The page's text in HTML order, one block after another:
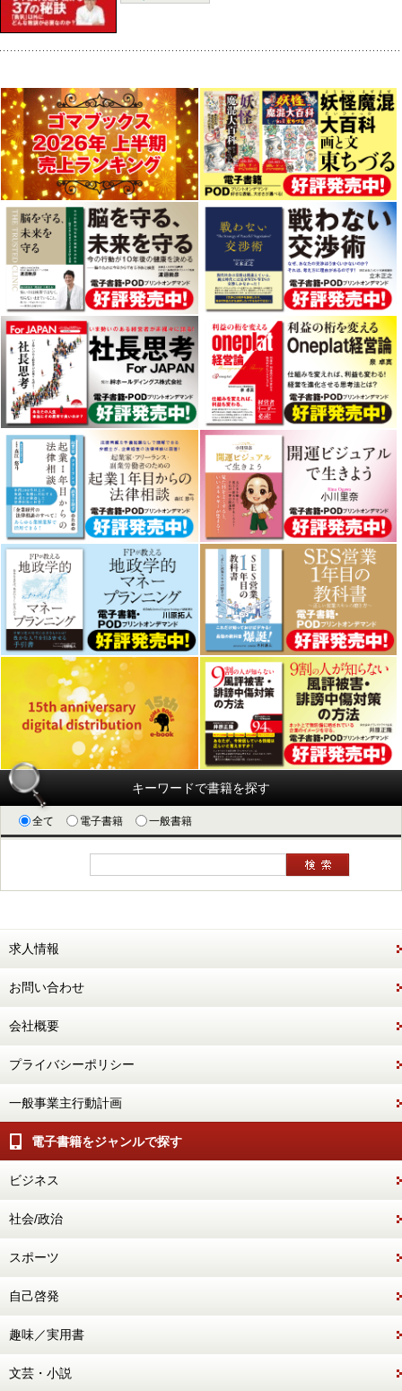
キーワードで書籍を探す
全て 電子書籍 一般書籍
求人情報
お問い合わせ
会社概要
プライバシーポリシー
一般事業主行動計画
電子書籍をジャンルで探す
ビジネス
社会/政治
スポーツ
自己啓発
趣味／実用書
文芸・小説